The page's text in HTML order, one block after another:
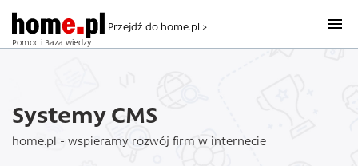
Pomoc i Baza wiedzy
Przejdź do home.pl >
Systemy CMS
home.pl - wspieramy rozwój firm w internecie